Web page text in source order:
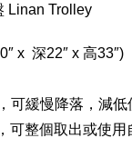
Linan Trolley
x 深22″ x 高33″)
可緩慢降落，減低
可整個取出或使用